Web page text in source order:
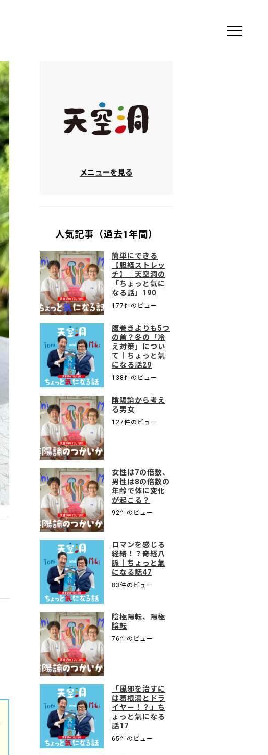
人気記事（過去1年間）
簡単にできる
【胆経ストレッ
チ】｜天空洞の
「ちょっと氣に
なる話」190
177件のビュー
腹巻きよりも5つ
の首？冬の「冷
え対策」につい
て｜ちょっと氣
になる話29
138件のビュー
陰陽論から考え
る男女
127件のビュー
女性は7の倍数、
男性は8の倍数の
年齢で体に変化
が起こる？
92件のビュー
ロマンを感じる
経絡！？奇経八
脈｜ちょっと氣
になる話47
83件のビュー
陰極陽転、陽極
陰転
76件のビュー
「風邪を治すに
は葛根湯とドラ
イヤー！？」ち
ょっと氣になる
話17
65件のビュー